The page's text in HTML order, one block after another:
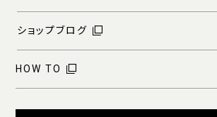
ショップブログ
HOW TO